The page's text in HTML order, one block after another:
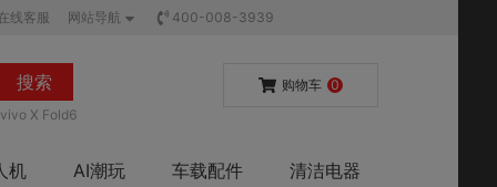
线客服 网站导航 400-008-3939
搜索
vivo X Fold6
购物车 0
机 AI潮玩 车载配件 清洁电器